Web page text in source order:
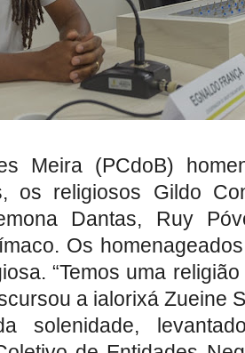
Meira (PCdoB)
os religiosos Gildo
Dantas, Ruy
Os
“Temos uma
a ialorixá Zueine
solenidade,